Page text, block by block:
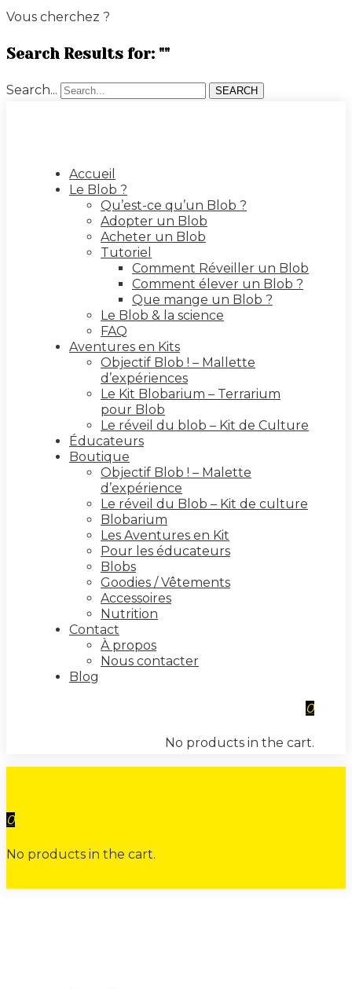
Vous cherchez ?
Search Results for: ""
Search... SEARCH
Accueil
Le Blob ?
Qu’est-ce qu’un Blob ?
Adopter un Blob
Acheter un Blob
Tutoriel
Comment Réveiller un Blob
Comment élever un Blob ?
Que mange un Blob ?
Le Blob & la science
FAQ
Aventures en Kits
Objectif Blob ! – Mallette
d’expériences
Le Kit Blobarium – Terrarium
pour Blob
Le réveil du blob – Kit de Culture
Éducateurs
Boutique
Objectif Blob ! – Malette
d’expérience
Le réveil du Blob – Kit de culture
Blobarium
Les Aventures en Kit
Pour les éducateurs
Blobs
Goodies / Vêtements
Accessoires
Nutrition
Contact
À propos
Nous contacter
Blog
0
No products in the cart.
0
No products in the cart.